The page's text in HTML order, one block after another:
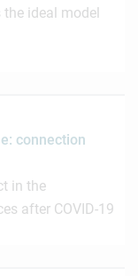
ideal model
connection
in the
after COVID-19